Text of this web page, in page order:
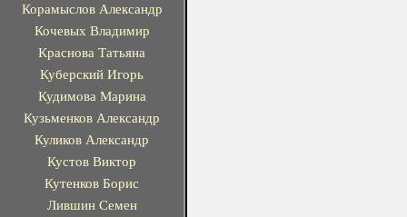
Корамыслов Александр
Кочевых Владимир
Краснова Татьяна
Куберский Игорь
Кудимова Марина
Кузьменков Александр
Куликов Александр
Кустов Виктор
Кутенков Борис
Лившин Семен